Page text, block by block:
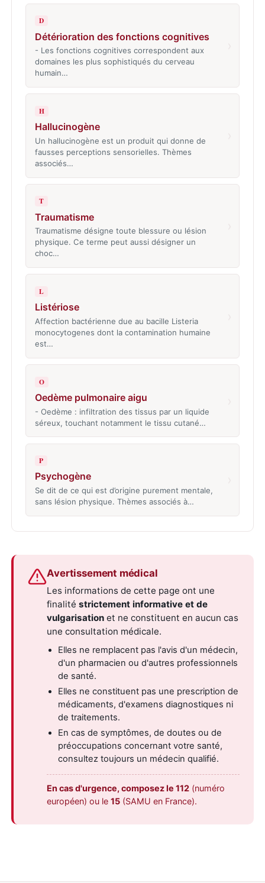
D
Détérioration des fonctions cognitives
- Les fonctions cognitives correspondent aux
domaines les plus sophistiqués du cerveau
humain…
H
Hallucinogène
Un hallucinogène est un produit qui donne de
fausses perceptions sensorielles. Thèmes
associés…
T
Traumatisme
Traumatisme désigne toute blessure ou lésion
physique. Ce terme peut aussi désigner un
choc…
L
Listériose
Affection bactérienne due au bacille Listeria
monocytogenes dont la contamination humaine
est…
O
Oedème pulmonaire aigu
- Oedème : infiltration des tissus par un liquide
séreux, touchant notamment le tissu cutané…
P
Psychogène
Se dit de ce qui est d’origine purement mentale,
sans lésion physique. Thèmes associés à…
Avertissement médical
Les informations de cette page ont une
finalitéstrictement informative et de
vulgarisation et ne constituent en aucun cas
une consultation médicale.
Elles ne remplacent pas l'avis d'un médecin,
d'un pharmacien ou d'autres professionnels
de santé.
Elles ne constituent pas une prescription de
médicaments, d'examens diagnostiques ni
de traitements.
En cas de symptômes, de doutes ou de
préoccupations concernant votre santé,
consultez toujours un médecin qualifié.
En cas d'urgence, composez le 112 (numéro
européen) ou le15 (SAMU en France).